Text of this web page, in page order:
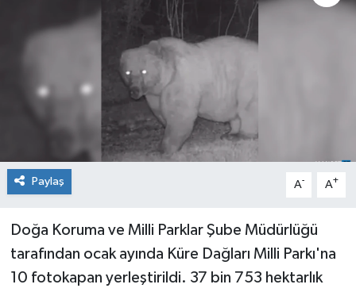
Paylaş A- A+
Doğa Koruma ve Milli Parklar Şube Müdürlüğü
tarafından ocak ayında Küre Dağları Milli Parkı'na
10 fotokapan yerleştirildi. 37 bin 753 hektarlık
Mizah